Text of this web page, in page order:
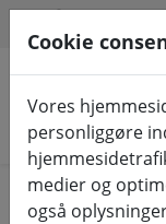
Søg efter
Home %Salg
Cookie
Vores
personliggøre
medier og
også